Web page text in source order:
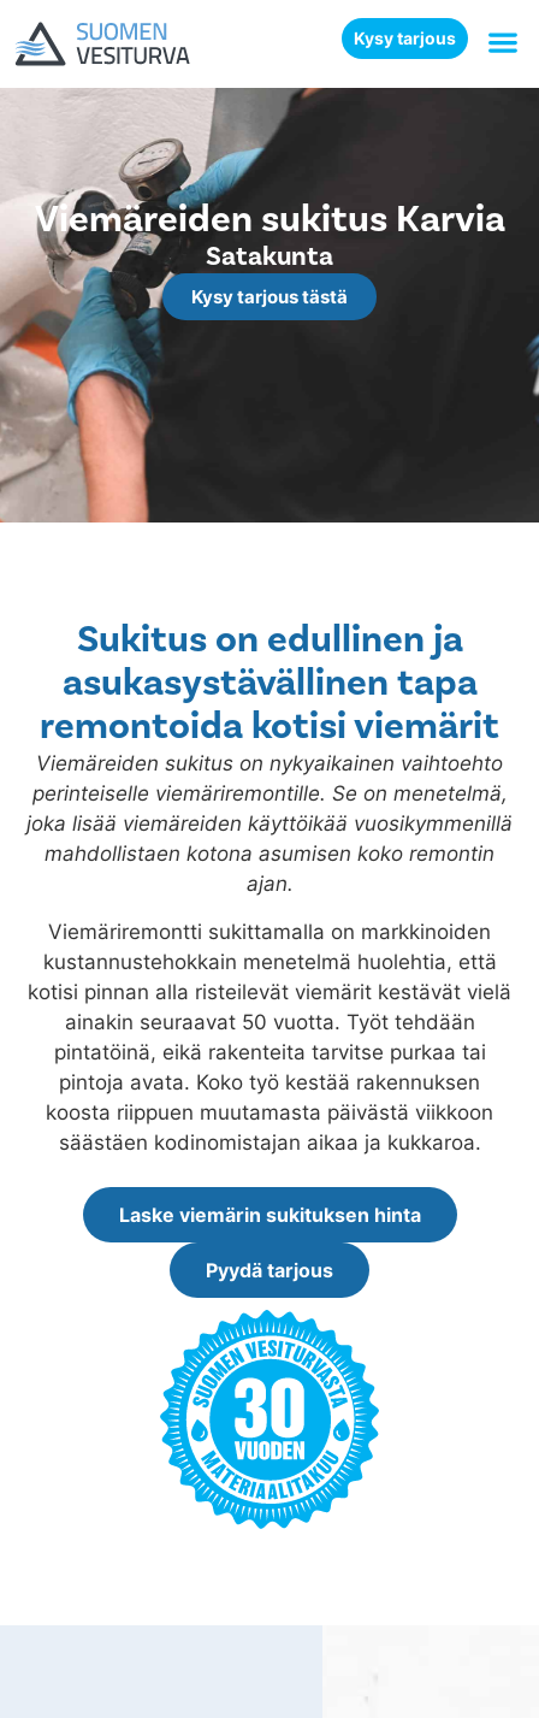
Kysy tarjous
Viemäreiden sukitus Karvia
Satakunta
Kysy tarjous tästä
Sukitus on edullinen ja
asukasystävällinen tapa
remontoida kotisi viemärit
Viemäreiden sukitus on nykyaikainen vaihtoehto
perinteiselle viemäriremontille. Se on menetelmä,
joka lisää viemäreiden käyttöikää vuosikymmenillä
mahdollistaen kotona asumisen koko remontin
ajan.
Viemäriremontti sukittamalla on markkinoiden
kustannustehokkain menetelmä huolehtia, että
kotisi pinnan alla risteilevät viemärit kestävät vielä
ainakin seuraavat 50 vuotta. Työt tehdään
pintatöinä, eikä rakenteita tarvitse purkaa tai
pintoja avata. Koko työ kestää rakennuksen
koosta riippuen muutamasta päivästä viikkoon
säästäen kodinomistajan aikaa ja kukkaroa.
Laske viemärin sukituksen hinta
Pyydä tarjous